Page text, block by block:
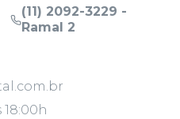
(11) 2092-3229 -
Ramal 2
18:00h